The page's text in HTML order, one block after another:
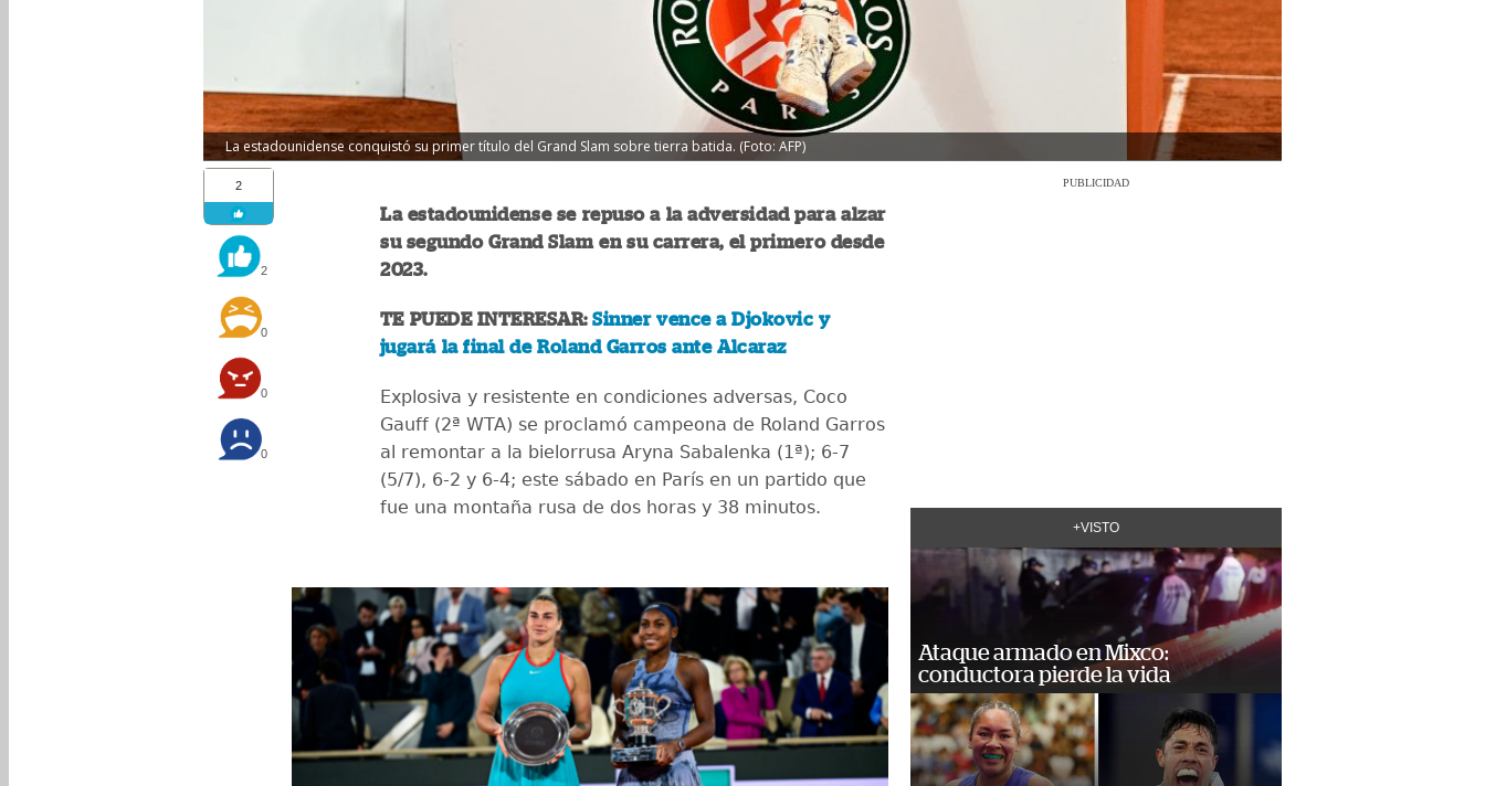
La estadounidense conquistó su primer título del Grand Slam sobre tierra batida. (Foto: AFP)
2
2
0
0
0
La estadounidense se repuso a la adversidad para alzar
su segundo Grand Slam en su carrera, el primero desde
2023.
TE PUEDE INTERESAR:Sinner vence a Djokovic y
jugará la final de Roland Garros ante Alcaraz
Explosiva y resistente en condiciones adversas, Coco
Gauff (2ª WTA) se proclamó campeona de Roland Garros
al remontar a la bielorrusa Aryna Sabalenka (1ª); 6-7
(5/7), 6-2 y 6-4; este sábado en París en un partido que
fue una montaña rusa de dos horas y 38 minutos.
PUBLICIDAD
+VISTO
Ataque armado en Mixco:
conductora pierde la vida